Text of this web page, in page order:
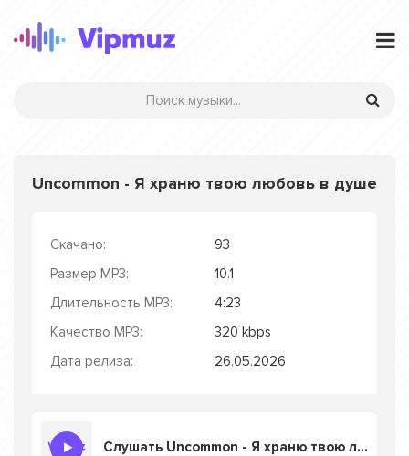
Uncommon - Я храню твою любовь в душе
Скачано:
93
Размер MP3:
10.1
Длительность MP3:
4:23
Качество MP3:
320 kbps
Дата релиза:
26.05.2026
Слушать Uncommon - Я храню твою любовь в душе